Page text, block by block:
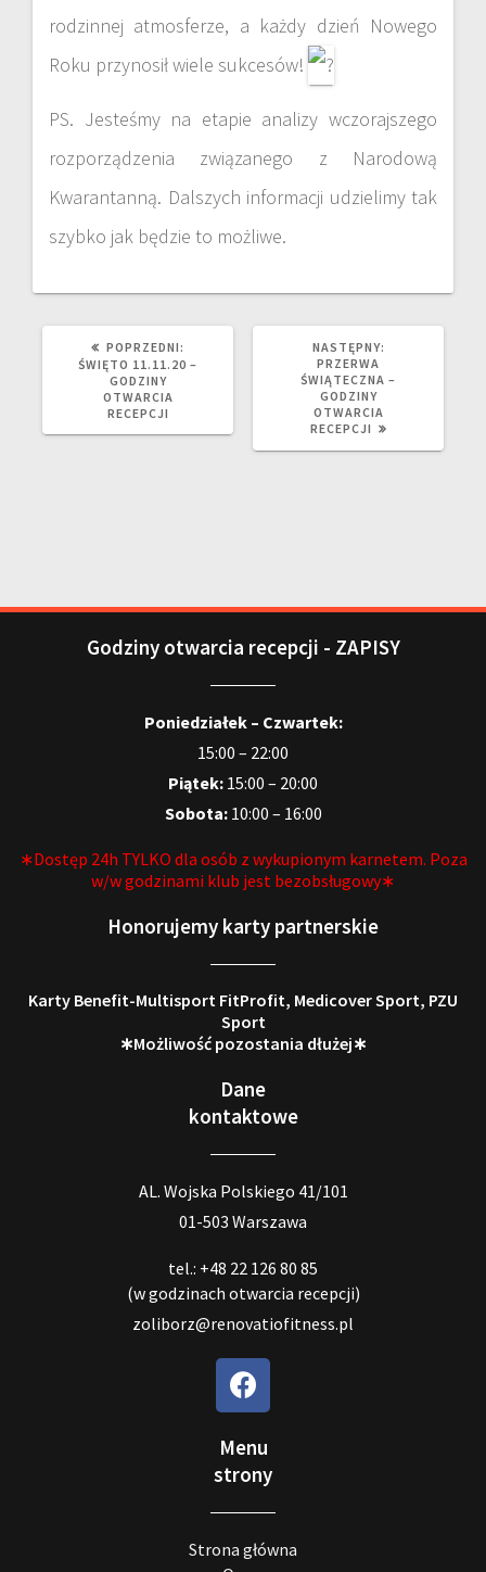
rodzinnej atmosferze, a każdy dzień Nowego
Roku przynosił wiele sukcesów!
PS. Jesteśmy na etapie analizy wczorajszego
rozporządzenia związanego z Narodową
Kwarantanną. Dalszych informacji udzielimy tak
szybko jak będzie to możliwe.
POPRZEDNI:
ŚWIĘTO 11.11.20 –
GODZINY
OTWARCIA
RECEPCJI
NASTĘPNY:
PRZERWA
ŚWIĄTECZNA –
GODZINY
OTWARCIA
RECEPCJI
Godziny otwarcia recepcji - ZAPISY
Poniedziałek – Czwartek:
15:00 – 22:00
Piątek: 15:00 – 20:00
Sobota:10:00 – 16:00
∗Dostęp 24h TYLKO dla osób z wykupionym karnetem. Poza
w/w godzinami klub jest bezobsługowy∗
Honorujemy karty partnerskie
Karty Benefit-Multisport FitProfit, Medicover Sport, PZU
Sport
∗Możliwość pozostania dłużej∗
Dane
kontaktowe
AL. Wojska Polskiego 41/101
01-503 Warszawa
tel.: +48 22 126 80 85
(w godzinach otwarcia recepcji)
zoliborz@renovatiofitness.pl
Menu
strony
Strona główna